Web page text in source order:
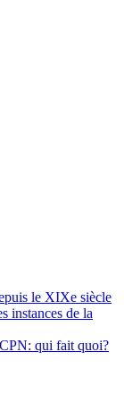
le XIXe siècle
instances de la
qui fait quoi?